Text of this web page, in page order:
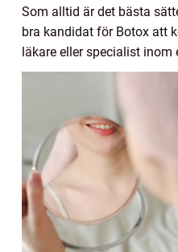
Som alltid är det bästa
bra kandidat för Botox att
läkare eller specialist inom